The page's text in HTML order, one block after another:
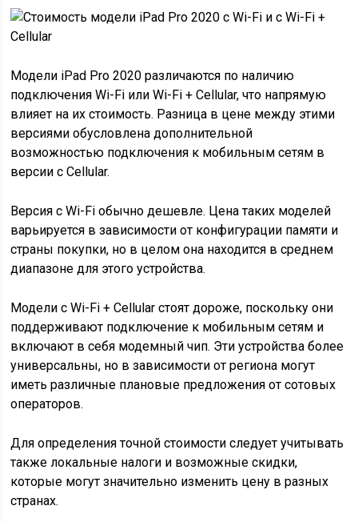
Модели iPad Pro 2020 различаются по наличию
подключения Wi-Fi или Wi-Fi + Cellular, что напрямую
влияет на их стоимость. Разница в цене между этими
версиями обусловлена дополнительной
возможностью подключения к мобильным сетям в
версии с Cellular.
Версия с Wi-Fi обычно дешевле. Цена таких моделей
варьируется в зависимости от конфигурации памяти и
страны покупки, но в целом она находится в среднем
диапазоне для этого устройства.
Модели с Wi-Fi + Cellular стоят дороже, поскольку они
поддерживают подключение к мобильным сетям и
включают в себя модемный чип. Эти устройства более
универсальны, но в зависимости от региона могут
иметь различные плановые предложения от сотовых
операторов.
Для определения точной стоимости следует учитывать
также локальные налоги и возможные скидки,
которые могут значительно изменить цену в разных
странах.